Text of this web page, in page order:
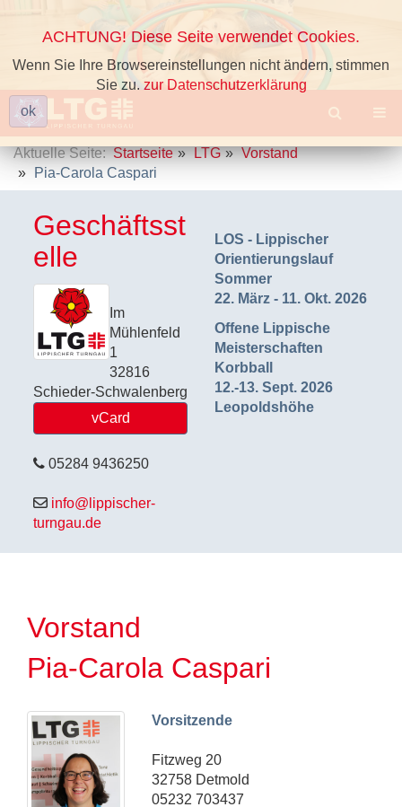
ACHTUNG! Diese Seite verwendet Cookies.
Wenn Sie Ihre Browsereinstellungen nicht ändern, stimmen
Sie zu.zur Datenschutzerklärung
ok
Aktuelle Seite:Startseite LTG
Vorstand
Pia-Carola Caspari
Geschäftsst
elle
Im
Mühlenfeld
1
32816
Schieder-Schwalenberg
vCard
05284 9436250
info@lippischer-
turngau.de
LOS - Lippischer
Orientierungslauf
Sommer
22. März - 11. Okt. 2026
Offene Lippische
Meisterschaften
Korbball
12.-13. Sept. 2026
Leopoldshöhe
Vorstand
Pia-Carola Caspari
Vorsitzende
Fitzweg 20
32758 Detmold
05232 703437